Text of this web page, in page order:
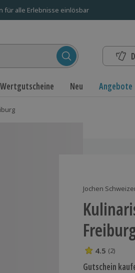
für alle Erlebnisse einlösbar
Wertgutscheine Neu Angebote
Jochen
4.5 Sterne
4.5 (2)
Gutschein